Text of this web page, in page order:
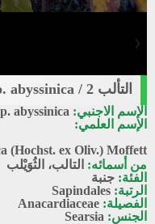
التألب 2 / Searsia glutinosa subsp. abyssinica
الإسم الاجنبي: abyssinica
الإسم العلمي:
(Hochst. ex Oliv.) Moffett
من أسمائه: التالب، الثُوَيْلب
الفئة: جنبة
الرتبة: Sapindales
الفصيلة: Anacardiaceae
الجنس: Searsia